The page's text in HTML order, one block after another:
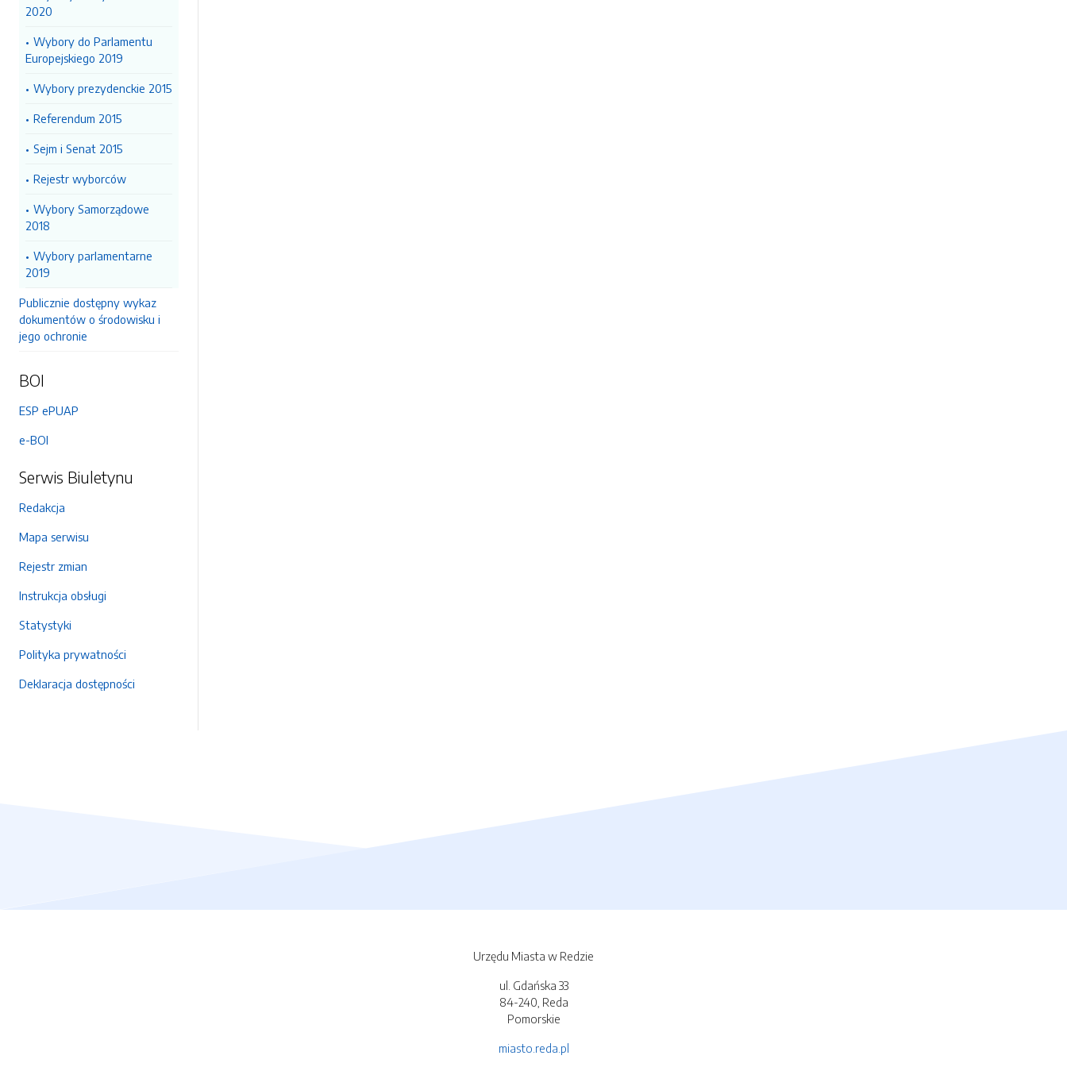
2020
Wybory do Parlamentu
Europejskiego 2019
Wybory prezydenckie 2015
Referendum 2015
Sejm i Senat 2015
Rejestr wyborców
Wybory Samorządowe
2018
Wybory parlamentarne
2019
Publicznie dostępny wykaz
dokumentów o środowisku i
jego ochronie
BOI
ESP ePUAP
e-BOI
Serwis Biuletynu
Redakcja
Mapa serwisu
Rejestr zmian
Instrukcja obsługi
Statystyki
Polityka prywatności
Deklaracja dostępności
Urzędu Miasta w Redzie
ul. Gdańska 33
84-240, Reda
Pomorskie
miasto.reda.pl